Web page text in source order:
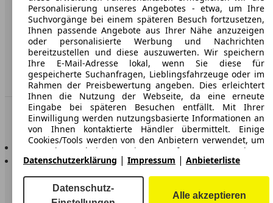
Impressum
Erklärung zur Barrierefreiheit
Service
Händler
In Verbindung bleiben
AutoScout24 für iOS
AutoScout24 für Android
Personalisierung unseres Angebotes - etwa, um Ihre
Suchvorgänge bei einem späteren Besuch fortzusetzen,
Ihnen passende Angebote aus Ihrer Nähe anzuzeigen
oder personalisierte Werbung und Nachrichten
bereitzustellen und diese auszuwerten. Wir speichern
Ihre E-Mail-Adresse lokal, wenn Sie diese für
gespeicherte Suchanfragen, Lieblingsfahrzeuge oder im
Rahmen der Preisbewertung angeben. Dies erleichtert
Ihnen die Nutzung der Webseite, da eine erneute
Eingabe bei späteren Besuchen entfällt. Mit Ihrer
Einwilligung werden nutzungsbasierte Informationen an
von Ihnen kontaktierte Händler übermittelt. Einige
Cookies/Tools werden von den Anbietern verwendet, um
von Ihnen bei Finanzierungsanfragen angegebene
Informationen für 30 Tage zu speichern und innerhalb
Finanzierungsanfragen wiederzuverwenden. Ohne die
Verwendung solcher Cookies/Tools können solche
Datenschutzerklärung | Impressum | Anbieterliste
Datenschutz-
Alle akzeptieren